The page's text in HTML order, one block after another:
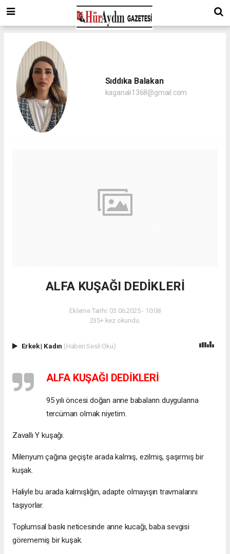
Sıddıka Balakan
kaganali1368@gmail.com
ALFA KUŞAĞI DEDİKLERİ
Ekleme Tarihi: 03.06.2025 - 10:08
235+ kez okundu.
Erkek| Kadın (Haberi Sesli Oku)
ALFA KUŞAĞI DEDİKLERİ
95 yılı öncesi doğan anne babaların duygularına
tercüman olmak niyetim.
Zavallı Y kuşağı.
Milenyum çağına geçişte arada kalmış, ezilmiş, şaşırmış bir
kuşak.
Haliyle bu arada kalmışlığın, adapte olmayışın travmalarını
taşıyorlar.
Toplumsal baskı neticesinde anne kucağı, baba sevgisi
görememiş bir kuşak.